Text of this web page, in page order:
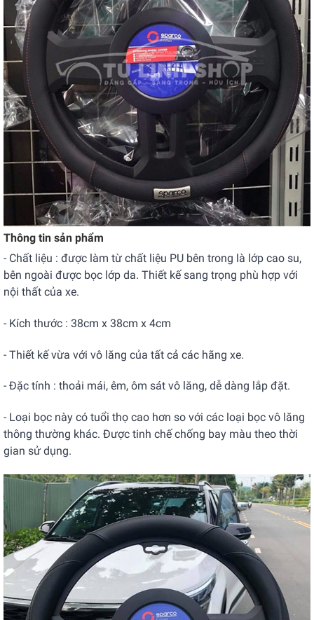
Thông tin sản phẩm
- Chất liệu : được làm từ chất liệu PU bên trong là lớp cao su,
bên ngoài được bọc lớp da. Thiết kế sang trọng phù hợp với
nội thất của xe.
- Kích thước : 38cm x 38cm x 4cm
- Thiết kế vừa với vô lăng của tất cả các hãng xe.
- Đặc tính : thoải mái, êm, ôm sát vô lăng, dễ dàng lắp đặt.
- Loại bọc này có tuổi thọ cao hơn so với các loại bọc vô lăng
thông thường khác. Được tinh chế chống bay màu theo thời
gian sử dụng.